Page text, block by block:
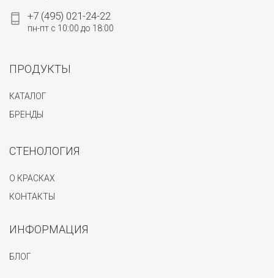
+7 (495) 021-24-22
пн-пт с 10:00 до 18:00
ПРОДУКТЫ
КАТАЛОГ
БРЕНДЫ
СТЕНОЛОГИЯ
О КРАСКАХ
КОНТАКТЫ
ИНФОРМАЦИЯ
БЛОГ